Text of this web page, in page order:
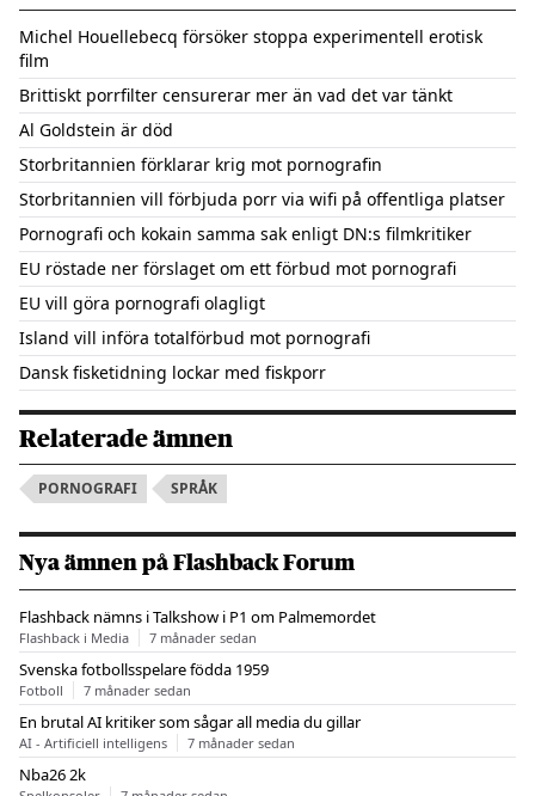
Michel Houellebecq försöker stoppa experimentell erotisk
film
Brittiskt porrfilter censurerar mer än vad det var tänkt
Al Goldstein är död
Storbritannien förklarar krig mot pornografin
Storbritannien vill förbjuda porr via wifi på offentliga platser
Pornografi och kokain samma sak enligt DN:s filmkritiker
EU röstade ner förslaget om ett förbud mot pornografi
EU vill göra pornografi olagligt
Island vill införa totalförbud mot pornografi
Dansk fisketidning lockar med fiskporr
Relaterade ämnen
PORNOGRAFI SPRÅK
Nya ämnen på Flashback Forum
Flashback nämns i Talkshow i P1 om Palmemordet
Flashback i Media 7 månader sedan
Svenska fotbollsspelare födda 1959
Fotboll 7 månader sedan
En brutal AI kritiker som sågar all media du gillar
AI - Artificiell intelligens 7 månader sedan
Nba26 2k